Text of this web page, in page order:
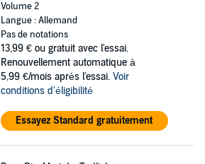
Volume 2
Langue : Allemand
Pas de notations
13,99 € ou gratuit avec l'essai.
Renouvellement automatique à
5,99 €/mois après l'essai. Voir
conditions d'éligibilité
Essayez Standard gratuitement